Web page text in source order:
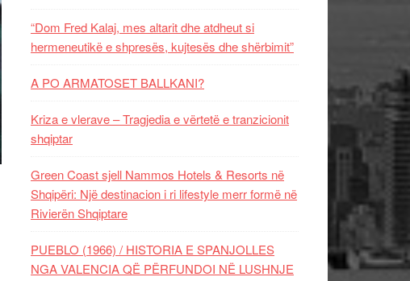
“Dom Fred Kalaj, mes altarit dhe atdheut si
hermeneutikë e shpresës, kujtesës dhe shërbimit”
A PO ARMATOSET BALLKANI?
Kriza e vlerave – Tragjedia e vërtetë e tranzicionit
shqiptar
Green Coast sjell Nammos Hotels & Resorts në
Shqipëri: Një destinacion i ri lifestyle merr formë në
Rivierën Shqiptare
PUEBLO (1966) / HISTORIA E SPANJOLLES
NGA VALENCIA QË PËRFUNDOI NË LUSHNJE